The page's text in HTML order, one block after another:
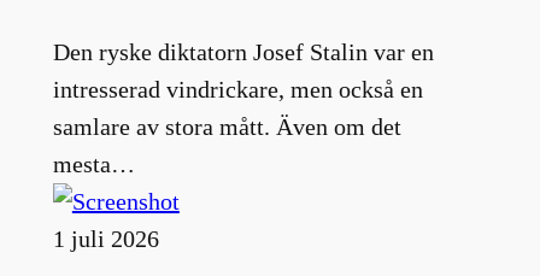
Den ryske diktatorn Josef Stalin var en
intresserad vindrickare, men också en
samlare av stora mått. Även om det
mesta…
1 juli 2026